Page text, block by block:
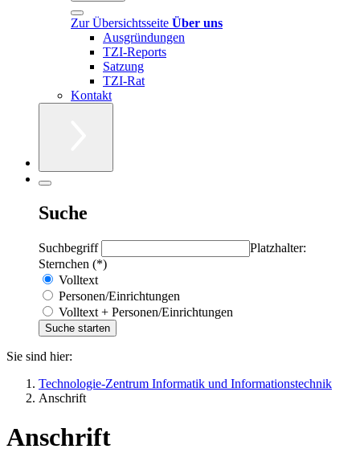
Zur Übersichtsseite Über uns
Ausgründungen
TZI-Reports
Satzung
TZI-Rat
Kontakt
Suche
Suchbegriff
Platzhalter:
Sternchen (*)
Volltext
Personen/Einrichtungen
Volltext + Personen/Einrichtungen
Sie sind hier:
Technologie-Zentrum Informatik und Informationstechnik
Anschrift
Anschrift